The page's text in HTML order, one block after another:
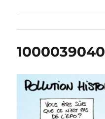
1000039040